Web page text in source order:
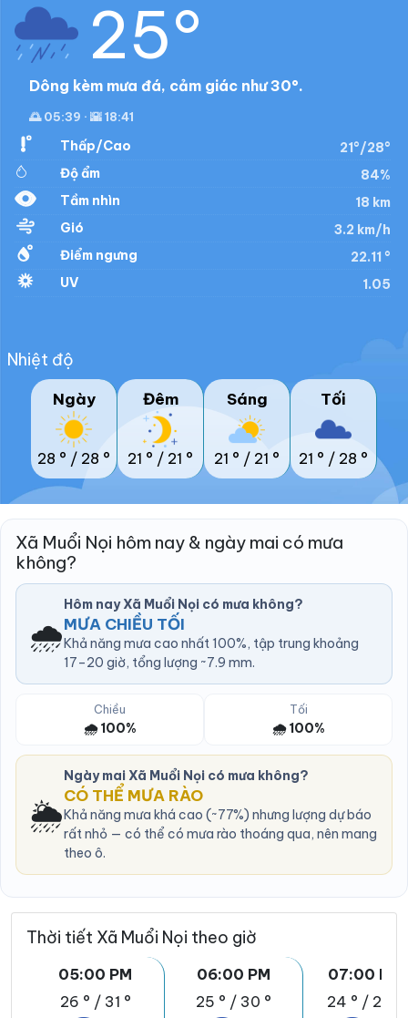
25°
Dông kèm mưa đá, cảm giác như 30°.
🌅 05:39 · 🌇 18:41
Thấp/Cao
21°/28°
Độ ẩm
84%
Tầm nhìn
18 km
Gió
3.2 km/h
Điểm ngưng
22.11 °
UV
1.05
Nhiệt độ
Ngày
28 ° / 28 °
Đêm
21 ° / 21 °
Sáng
21 ° / 21 °
Tối
21 ° / 28 °
Xã Muổi Nọi hôm nay & ngày mai có mưa
không?
🌧️
Hôm nay Xã Muổi Nọi có mưa không?
MƯA CHIỀU TỐI
Khả năng mưa cao nhất 100%, tập trung khoảng
17–20 giờ, tổng lượng ~7.9 mm.
Chiều
🌧️ 100%
Tối
🌧️ 100%
🌦️
Ngày mai Xã Muổi Nọi có mưa không?
CÓ THỂ MƯA RÀO
Khả năng mưa khá cao (~77%) nhưng lượng dự báo
rất nhỏ — có thể có mưa rào thoáng qua, nên mang
theo ô.
Thời tiết Xã Muổi Nọi theo giờ
05:00 PM
26 ° / 31 °
06:00 PM
25 ° / 30 °
07:00 PM
24 ° / 28 °